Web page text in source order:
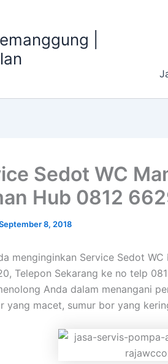
|
Sedot WC
Hub 0812
8, 2018
menginginkan Service Sedot
Telepon Sekarang ke no telp
Anda dalam menangani
yang macet, sumur bor yang